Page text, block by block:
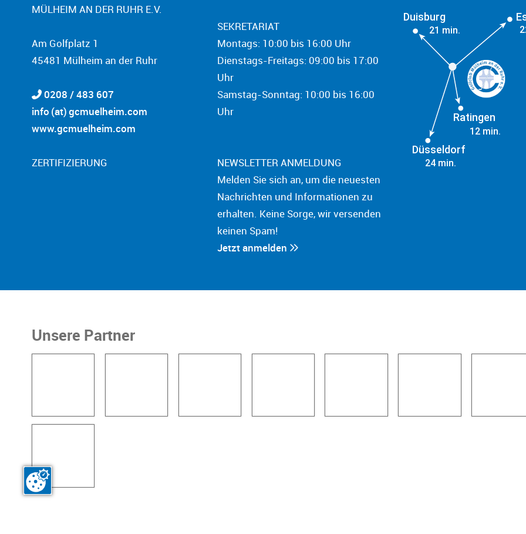
MÜLHEIM AN DER RUHR E.V.
Am Golfplatz 1
45481 Mülheim an der Ruhr
0208 / 483 607
info (at) gcmuelheim.com
www.gcmuelheim.com
ZERTIFIZIERUNG
SEKRETARIAT
Montags: 10:00 bis 16:00 Uhr
Dienstags-Freitags: 09:00 bis 17:00
Uhr
Samstag-Sonntag: 10:00 bis 16:00
Uhr
NEWSLETTER ANMELDUNG
Melden Sie sich an, um die neuesten
Nachrichten und Informationen zu
erhalten. Keine Sorge, wir versenden
keinen Spam!
Jetzt anmelden
Ratingen
Düsseldorf
Duisburg
21 min.
12 min.
24 min.
Unsere Partner